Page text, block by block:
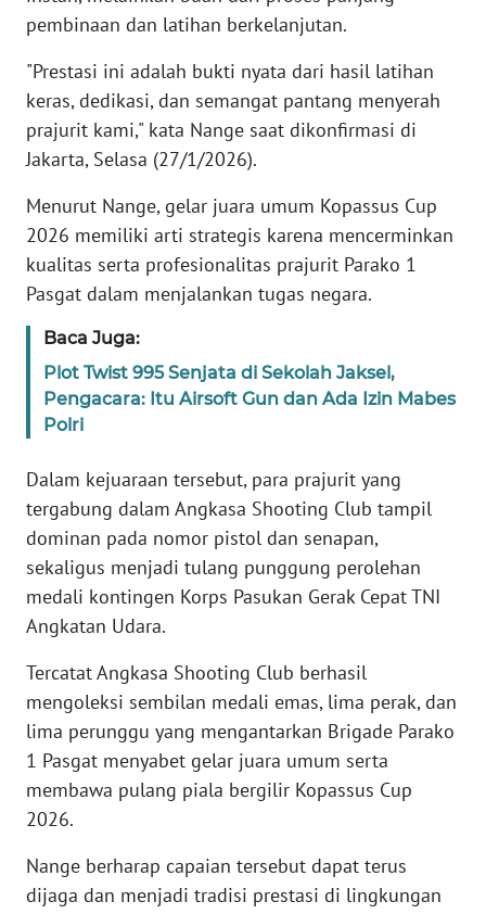
pembinaan dan latihan berkelanjutan.
"Prestasi ini adalah bukti nyata dari hasil latihan
keras, dedikasi, dan semangat pantang menyerah
prajurit kami," kata Nange saat dikonfirmasi di
Jakarta, Selasa (27/1/2026).
Menurut Nange, gelar juara umum Kopassus Cup
2026 memiliki arti strategis karena mencerminkan
kualitas serta profesionalitas prajurit Parako 1
Pasgat dalam menjalankan tugas negara.
Baca Juga:
Plot Twist 995 Senjata di Sekolah Jaksel,
Pengacara: Itu Airsoft Gun dan Ada Izin Mabes
Polri
Dalam kejuaraan tersebut, para prajurit yang
tergabung dalam Angkasa Shooting Club tampil
dominan pada nomor pistol dan senapan,
sekaligus menjadi tulang punggung perolehan
medali kontingen Korps Pasukan Gerak Cepat TNI
Angkatan Udara.
Tercatat Angkasa Shooting Club berhasil
mengoleksi sembilan medali emas, lima perak, dan
lima perunggu yang mengantarkan Brigade Parako
1 Pasgat menyabet gelar juara umum serta
membawa pulang piala bergilir Kopassus Cup
2026.
Nange berharap capaian tersebut dapat terus
dijaga dan menjadi tradisi prestasi di lingkungan
Wahana
News
Regional
WN
SUMUT
WN
JAKARTA
WN
JABAR
BANTEN
WN
NTT
WN
KEPRI
WN
PAPUA
WN
PAPUA
BARAT
WN
RIAU